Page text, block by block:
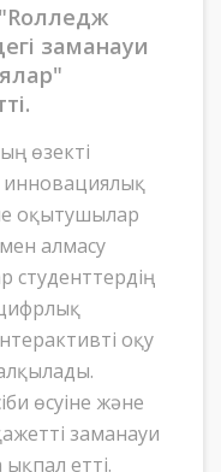
заманауи
өзекті
инновациялық
оқытушылар
алмасу
студенттердің
оқу
өсуіне және
заманауи
етті.